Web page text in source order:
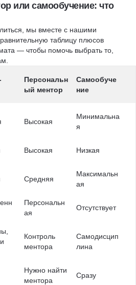
или самообучение: что
мы вместе с нашими
таблицу плюсов
— чтобы помочь выбрать то,
Персональн
ый ментор
Самообуче
ние
Высокая
Минимальна
я
Высокая Низкая
Средняя
Максимальн
ая
Персональн
ая
Отсутствует
Контроль
ментора
Самодисцип
лина
Нужно найти
ментора
Сразу